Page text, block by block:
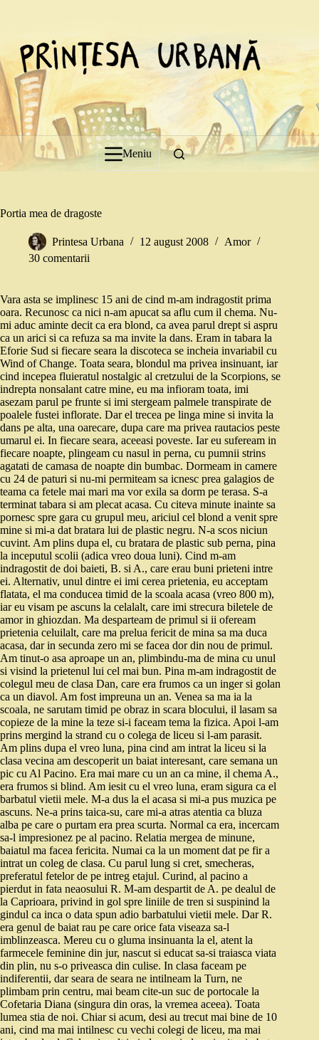
Meniu
Portia mea de dragoste
Printesa Urbana 12 august 2008
Amor
30 comentarii
Vara asta se implinesc 15 ani de cind m-am indragostit prima
oara. Recunosc ca nici n-am apucat sa aflu cum il chema. Nu-
mi aduc aminte decit ca era blond, ca avea parul drept si aspru
ca un arici si ca refuza sa ma invite la dans. Eram in tabara la
Eforie Sud si fiecare seara la discoteca se incheia invariabil cu
Wind of Change. Toata seara, blondul ma privea insinuant, iar
cind incepea fluieratul nostalgic al cretzului de la Scorpions, se
indrepta nonsalant catre mine, eu ma infioram toata, imi
asezam parul pe frunte si imi stergeam palmele transpirate de
poalele fustei inflorate. Dar el trecea pe linga mine si invita la
dans pe alta, una oarecare, dupa care ma privea rautacios peste
umarul ei. In fiecare seara, aceeasi poveste. Iar eu sufeream in
fiecare noapte, plingeam cu nasul in perna, cu pumnii strins
agatati de camasa de noapte din bumbac. Dormeam in camere
cu 24 de paturi si nu-mi permiteam sa icnesc prea galagios de
teama ca fetele mai mari ma vor exila sa dorm pe terasa. S-a
terminat tabara si am plecat acasa. Cu citeva minute inainte sa
pornesc spre gara cu grupul meu, ariciul cel blond a venit spre
mine si mi-a dat bratara lui de plastic negru. N-a scos niciun
cuvint. Am plins dupa el, cu bratara de plastic sub perna, pina
la inceputul scolii (adica vreo doua luni). Cind m-am
indragostit de doi baieti, B. si A., care erau buni prieteni intre
ei. Alternativ, unul dintre ei imi cerea prietenia, eu acceptam
flatata, el ma conducea timid de la scoala acasa (vreo 800 m),
iar eu visam pe ascuns la celalalt, care imi strecura biletele de
amor in ghiozdan. Ma desparteam de primul si ii ofeream
prietenia celuilalt, care ma prelua fericit de mina sa ma duca
acasa, dar in secunda zero mi se facea dor din nou de primul.
Am tinut-o asa aproape un an, plimbindu-ma de mina cu unul
si visind la prietenul lui cel mai bun. Pina m-am indragostit de
colegul meu de clasa Dan, care era frumos ca un inger si golan
ca un diavol. Am fost impreuna un an. Venea sa ma ia la
scoala, ne sarutam timid pe obraz in scara blocului, il lasam sa
copieze de la mine la teze si-i faceam tema la fizica. Apoi l-am
prins mergind la strand cu o colega de liceu si l-am parasit.
Am plins dupa el vreo luna, pina cind am intrat la liceu si la
clasa vecina am descoperit un baiat interesant, care semana un
pic cu Al Pacino. Era mai mare cu un an ca mine, il chema A.,
era frumos si blind. Am iesit cu el vreo luna, eram sigura ca el
barbatul vietii mele. M-a dus la el acasa si mi-a pus muzica pe
ascuns. Ne-a prins taica-su, care mi-a atras atentia ca bluza
alba pe care o purtam era prea scurta. Normal ca era, incercam
sa-l impresionez pe al pacino. Relatia mergea de minune,
baiatul ma facea fericita. Numai ca la un moment dat pe fir a
intrat un coleg de clasa. Cu parul lung si cret, smecheras,
preferatul fetelor de pe intreg etajul. Curind, al pacino a
pierdut in fata neaosului R. M-am despartit de A. pe dealul de
la Caprioara, privind in gol spre liniile de tren si suspinind la
gindul ca inca o data spun adio barbatului vietii mele. Dar R.
era genul de baiat rau pe care orice fata viseaza sa-l
imblinzeasca. Mereu cu o gluma insinuanta la el, atent la
farmecele feminine din jur, nascut si educat sa-si traiasca viata
din plin, nu s-o priveasca din culise. In clasa faceam pe
indiferentii, dar seara de seara ne intilneam la Turn, ne
plimbam prin centru, mai beam cite-un suc de portocale la
Cofetaria Diana (singura din oras, la vremea aceea). Toata
lumea stia de noi. Chiar si acum, desi au trecut mai bine de 10
ani, cind ma mai intilnesc cu vechi colegi de liceu, ma mai